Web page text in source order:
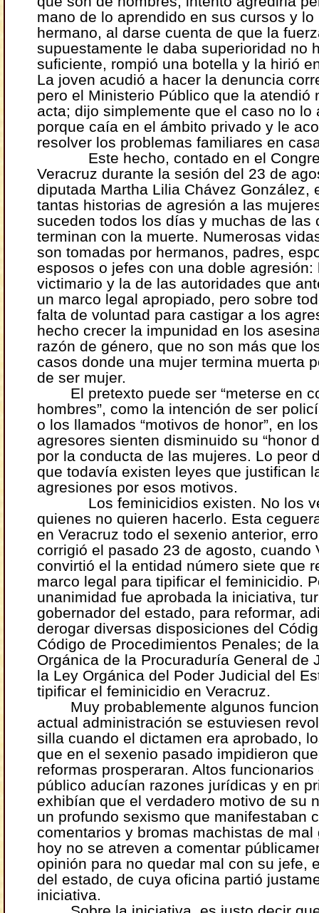
mano de lo aprendido en sus cursos y lo
hermano, al darse cuenta de que la
supuestamente le daba superioridad no
suficiente, rompió una botella y la hirió
La joven acudió a hacer la denuncia
pero el Ministerio Público que la atendió
acta; dijo simplemente que el caso no lo
porque caía en el ámbito privado y le
resolver los problemas familiares en
Este hecho, contado en el
Veracruz durante la sesión del 23 de
diputada Martha Lilia Chávez González,
tantas historias de agresión a las
suceden todos los días y muchas de las
terminan con la muerte. Numerosas
son tomadas por hermanos, padres,
esposos o jefes con una doble agresión:
victimario y la de las autoridades que
un marco legal apropiado, pero sobre
falta de voluntad para castigar a los
hecho crecer la impunidad en los
razón de género, que no son más que
casos donde una mujer termina muerta
de ser mujer.
El pretexto puede ser “meterse en
hombres”, como la intención de ser
o los llamados “motivos de honor”, en
agresores sienten disminuido su “honor
por la conducta de las mujeres. Lo peor
que todavía existen leyes que justifican
agresiones por esos motivos.
Los feminicidios existen. No los
quienes no quieren hacerlo. Esta
en Veracruz todo el sexenio anterior,
corrigió el pasado 23 de agosto, cuando
convirtió el la entidad número siete que
marco legal para tipificar el feminicidio.
unanimidad fue aprobada la iniciativa,
gobernador del estado, para reformar,
derogar diversas disposiciones del
Código de Procedimientos Penales; de
Orgánica de la Procuraduría General de
la Ley Orgánica del Poder Judicial del
tipificar el feminicidio en Veracruz.
Muy probablemente algunos
actual administración se estuviesen
silla cuando el dictamen era aprobado,
que en el sexenio pasado impidieron
reformas prosperaran. Altos funcionarios
público aducían razones jurídicas y en
exhibían que el verdadero motivo de su
un profundo sexismo que manifestaban
comentarios y bromas machistas de mal
hoy no se atreven a comentar
opinión para no quedar mal con su jefe,
del estado, de cuya oficina partió
iniciativa.